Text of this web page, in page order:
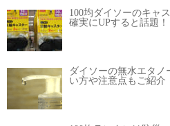
100均ダイソーのキャ
確実にUPすると話題！
ダイソーの無水エタ
い方や注意点もご紹介